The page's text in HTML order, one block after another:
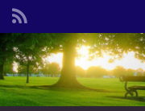
Search for: